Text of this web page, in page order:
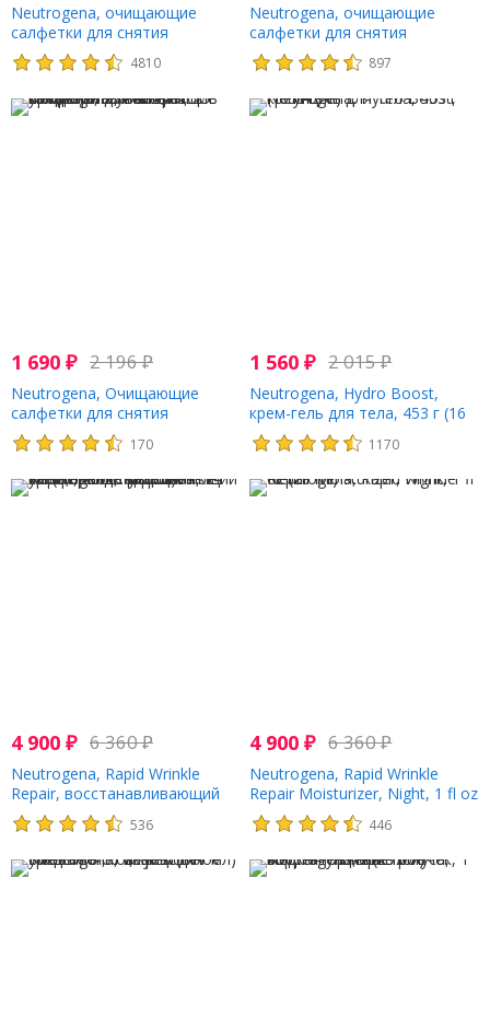
Neutrogena, очищающие
салфетки для снятия
макияжа, одиночные, 20
влажных салфеток
4810
Neutrogena, очищающие
салфетки для снятия
макияжа, 25 влажных
салфеток
897
1 690 ₽ 2 196₽
Neutrogena, Очищающие
салфетки для снятия
макияжа, 2 упаковки, 25
предварительно увлажненных
170
1 560₽ 2 015₽
Neutrogena, Hydro Boost,
крем-гель для тела, 453 г (16
унций)
1170
4 900 ₽ 6 360₽
Neutrogena, Rapid Wrinkle
Repair, восстанавливающий
крем против морщин
ускоренного действия, 14 мл
536
4 900₽ 6 360₽
Neutrogena, Rapid Wrinkle
Repair Moisturizer, Night, 1 fl oz
(29 ml)
446